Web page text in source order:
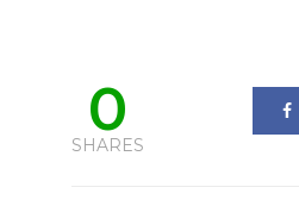
0
SHARES